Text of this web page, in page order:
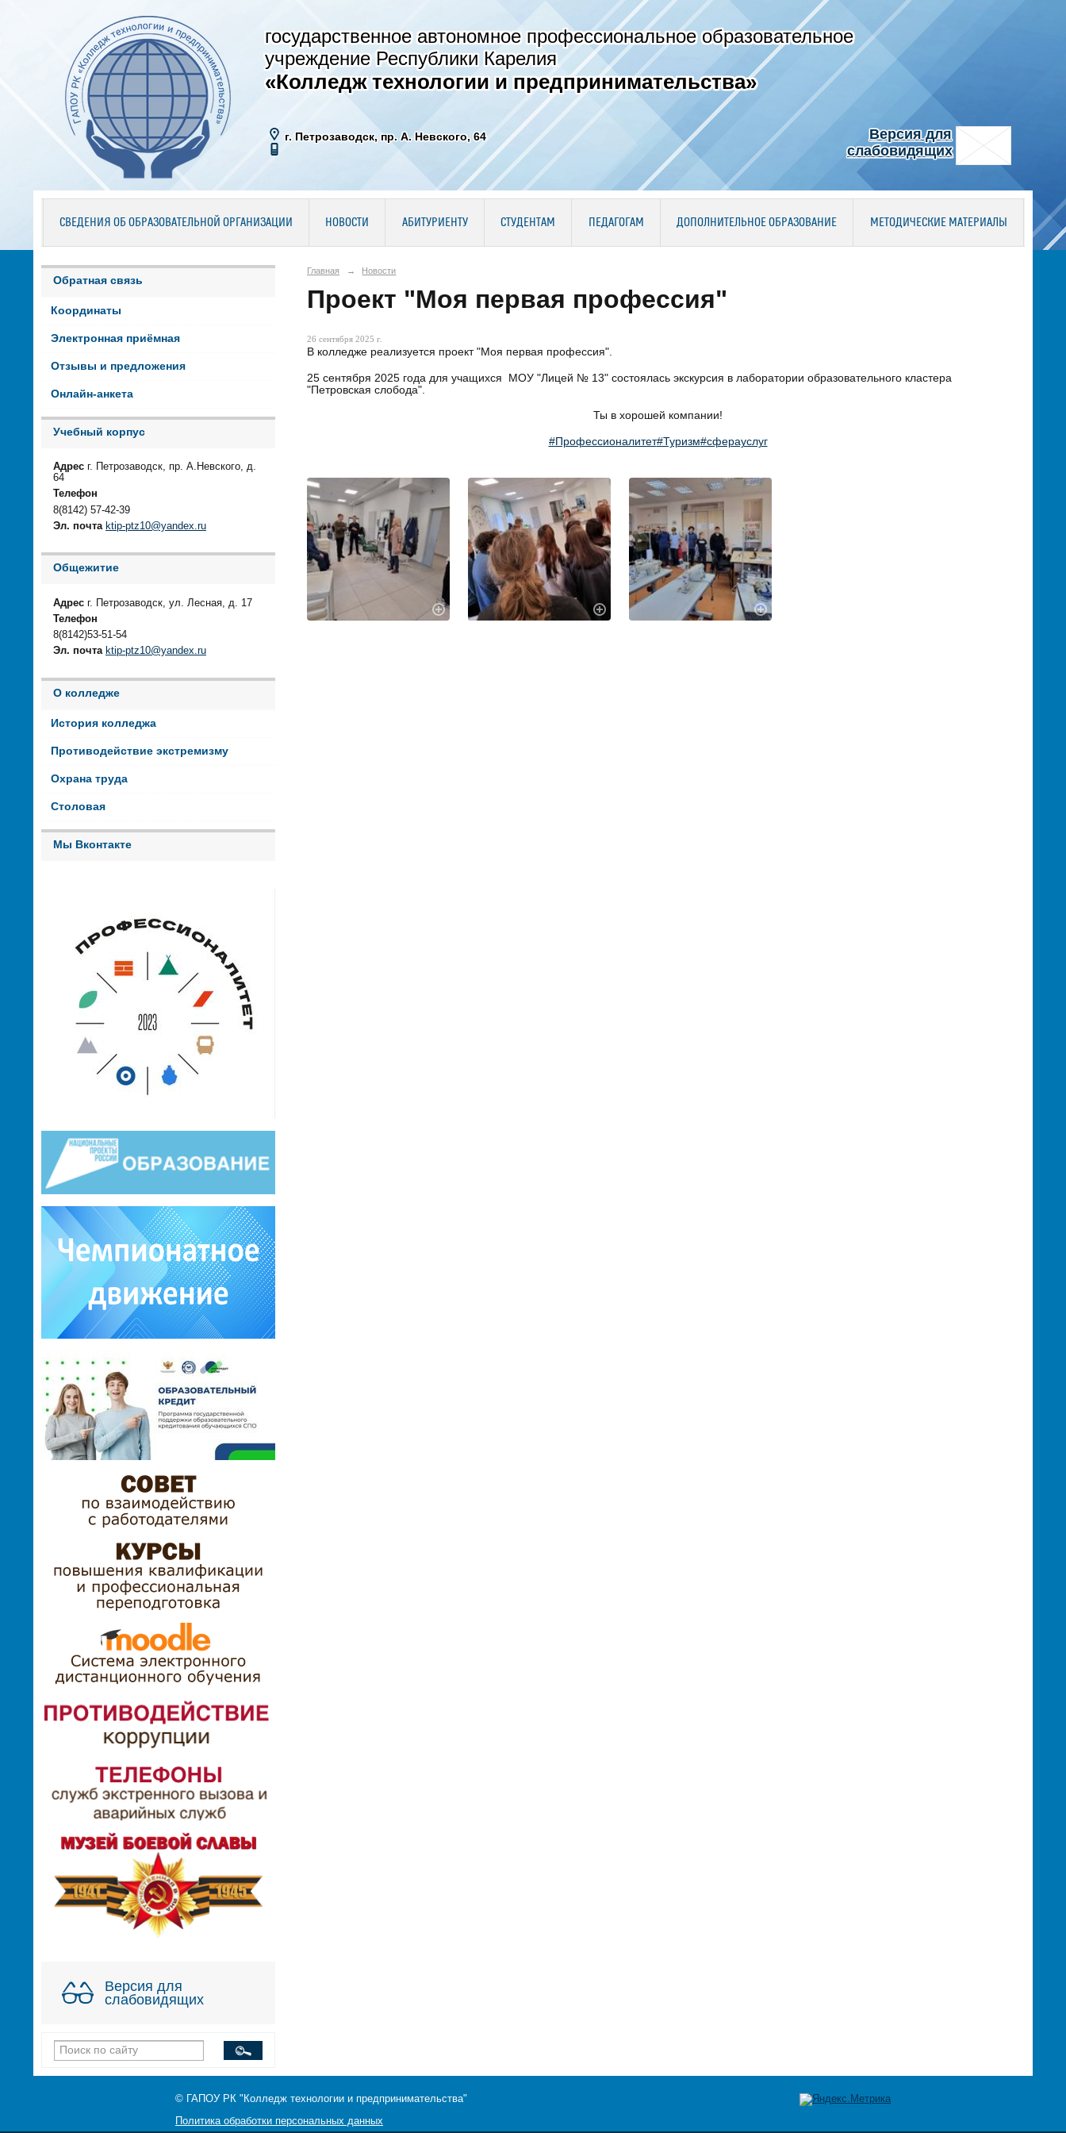
государственное автономное профессиональное образовательное
учреждение Республики Карелия
«Колледж технологии и предпринимательства»
г. Петрозаводск, пр. А. Невского, 64
Версия для
слабовидящих
СВЕДЕНИЯ ОБ ОБРАЗОВАТЕЛЬНОЙ ОРГАНИЗАЦИИ НОВОСТИ АБИТУРИЕНТУ СТУДЕНТАМ ПЕДАГОГАМ ДОПОЛНИТЕЛЬНОЕ ОБРАЗОВАНИЕ МЕТОДИЧЕСКИЕ МАТЕРИАЛЫ
Обратная связь
Координаты
Электронная приёмная
Отзывы и предложения
Онлайн-анкета
Учебный корпус
Адрес г. Петрозаводск, пр. А.Невского, д.
64
Телефон
8(8142) 57-42-39
Эл. почта ktip-ptz10@yandex.ru
Общежитие
Адрес г. Петрозаводск, ул. Лесная, д. 17
Телефон
8(8142)53-51-54
Эл. почта ktip-ptz10@yandex.ru
О колледже
История колледжа
Противодействие экстремизму
Охрана труда
Столовая
Мы Вконтакте
Версия для
слабовидящих
Главная → Новости
Проект "Моя первая профессия"
26 сентября 2025 г.
В колледже реализуется проект "Моя первая профессия".
25 сентября 2025 года для учащихся МОУ "Лицей № 13" состоялась экскурсия в лаборатории образовательного кластера
"Петровская слобода".
Ты в хорошей компании!
#Профессионалитет#Туризм#сферауслуг
© ГАПОУ РК "Колледж технологии и предпринимательства"
Политика обработки персональных данных